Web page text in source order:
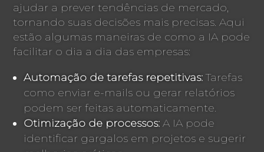
ajudar a prever tendências de mercado,
tornando suas decisões mais precisas. Aqui
estão algumas maneiras de como a IA pode
facilitar o dia a dia das empresas:
Automação de tarefas repetitivas: Tarefas
como enviar e-mails ou gerar relatórios
podem ser feitas automaticamente.
Otimização de processos: A IA pode
identificar gargalos em projetos e sugerir